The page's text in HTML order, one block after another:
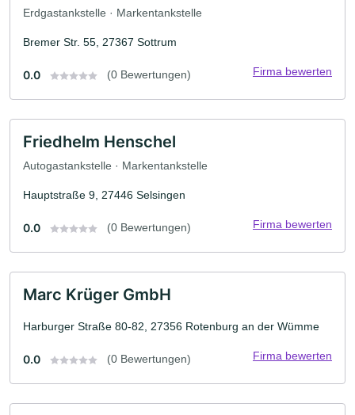
Erdgastankstelle · Markentankstelle
Bremer Str. 55, 27367 Sottrum
0.0 (0 Bewertungen) Firma bewerten
Friedhelm Henschel
Autogastankstelle · Markentankstelle
Hauptstraße 9, 27446 Selsingen
0.0 (0 Bewertungen) Firma bewerten
Marc Krüger GmbH
Harburger Straße 80-82, 27356 Rotenburg an der Wümme
0.0 (0 Bewertungen) Firma bewerten